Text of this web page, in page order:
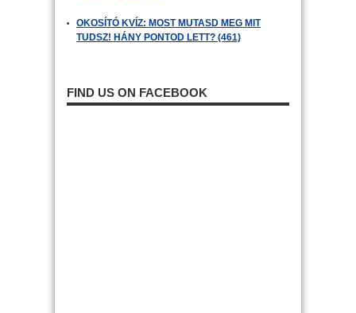
OKOSÍTÓ KVÍZ: MOST MUTASD MEG MIT
TUDSZ! HÁNY PONTOD LETT? (461)
FIND US ON FACEBOOK